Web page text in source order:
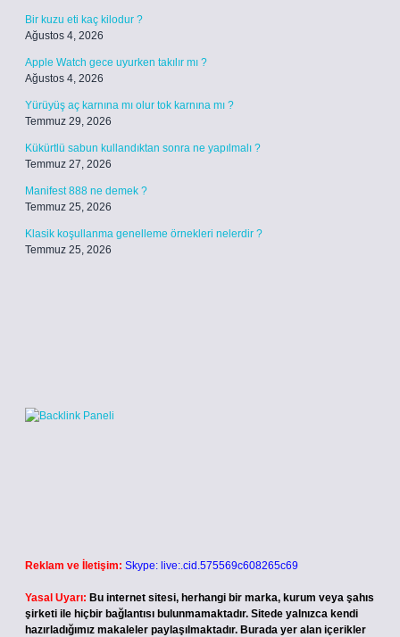
Bir kuzu eti kaç kilodur ?
Ağustos 4, 2026
Apple Watch gece uyurken takılır mı ?
Ağustos 4, 2026
Yürüyüş aç karnına mı olur tok karnına mı ?
Temmuz 29, 2026
Kükürtlü sabun kullandıktan sonra ne yapılmalı ?
Temmuz 27, 2026
Manifest 888 ne demek ?
Temmuz 25, 2026
Klasik koşullanma genelleme örnekleri nelerdir ?
Temmuz 25, 2026
Reklam ve İletişim: Skype: live:.cid.575569c608265c69
Yasal Uyarı: Bu internet sitesi, herhangi bir marka, kurum veya şahıs
şirketi ile hiçbir bağlantısı bulunmamaktadır. Sitede yalnızca kendi
hazırladığımız makaleler paylaşılmaktadır. Burada yer alan içerikler